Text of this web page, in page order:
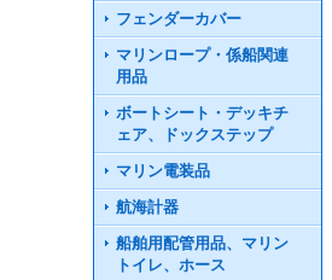
フェンダーカバー
マリンロープ・係船関連
用品
ボートシート・デッキチ
ェア、ドックステップ
マリン電装品
航海計器
船舶用配管用品、マリン
トイレ、ホース